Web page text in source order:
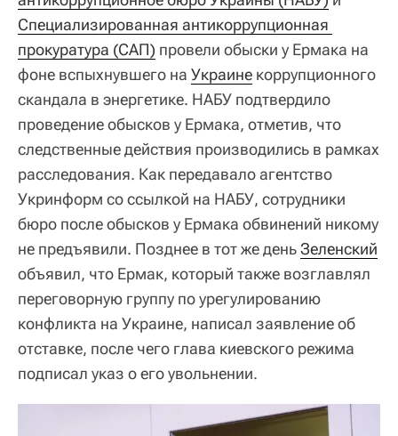
Специализированная антикоррупционная
прокуратура (САП) провели обыски у Ермака на
фоне вспыхнувшего на Украине коррупционного
скандала в энергетике. НАБУ подтвердило
проведение обысков у Ермака, отметив, что
следственные действия производились в рамках
расследования. Как передавало агентство
Укринформ со ссылкой на НАБУ, сотрудники
бюро после обысков у Ермака обвинений никому
не предъявили. Позднее в тот же деньЗеленский
объявил, что Ермак, который также возглавлял
переговорную группу по урегулированию
конфликта на Украине, написал заявление об
отставке, после чего глава киевского режима
подписал указ о его увольнении.